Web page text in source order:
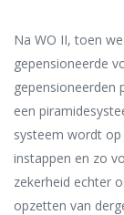
Na WO II, toen
gepensioneerde
gepensioneerden
een
systeem wordt
instappen en zo
zekerheid echter
opzetten van